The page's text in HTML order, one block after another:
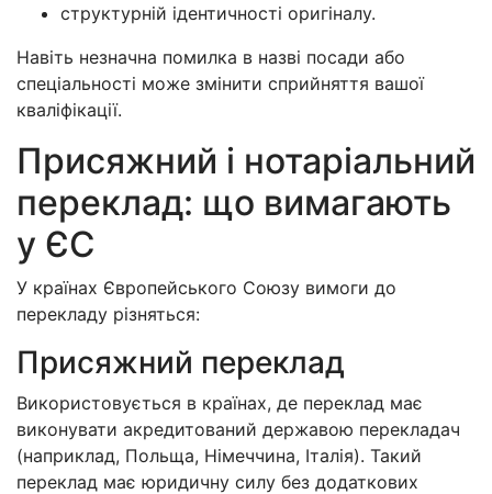
структурній ідентичності оригіналу.
Навіть незначна помилка в назві посади або
спеціальності може змінити сприйняття вашої
кваліфікації.
Присяжний і нотаріальний
переклад: що вимагають
у ЄС
У країнах Європейського Союзу вимоги до
перекладу різняться:
Присяжний переклад
Використовується в країнах, де переклад має
виконувати акредитований державою перекладач
(наприклад, Польща, Німеччина, Італія). Такий
переклад має юридичну силу без додаткових